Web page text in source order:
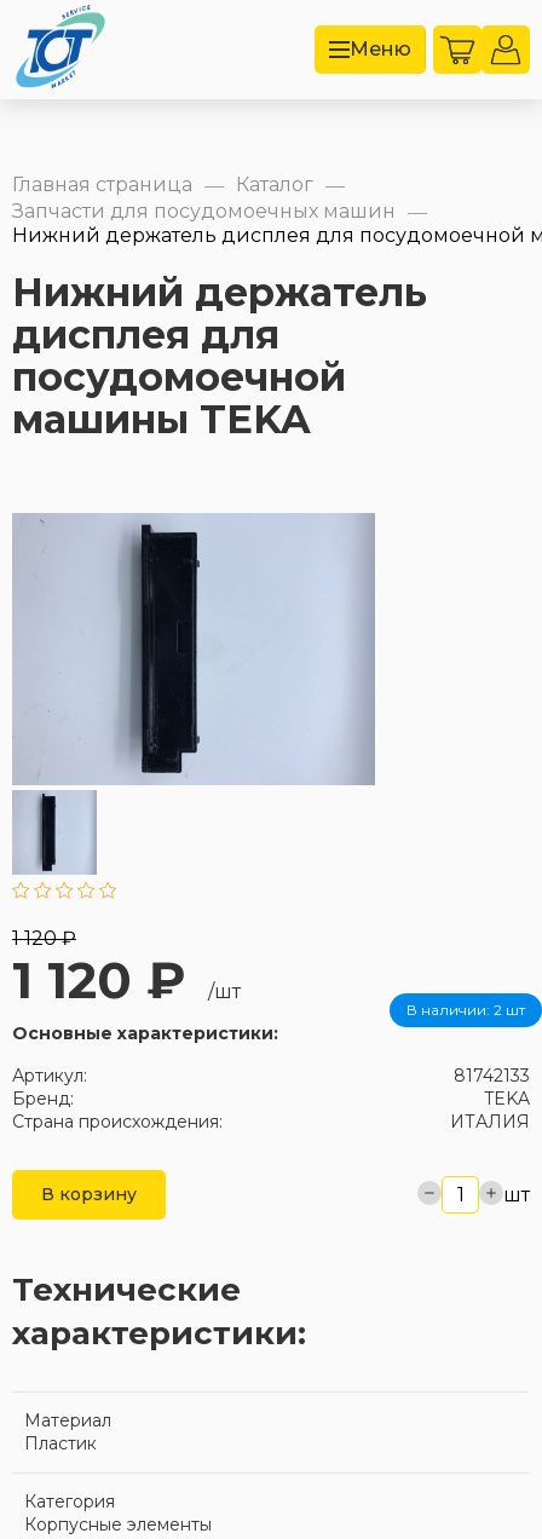
Меню
Главная страница — Каталог —
Запчасти для посудомоечных машин —
Нижний держатель дисплея для посудомоечной
Нижний держатель
дисплея для
посудомоечной
машины TEKA
1 120 ₽
1 120 ₽ /шт
В наличии: 2 шт
Основные характеристики:
Артикул:
81742133
Бренд:
TEKA
Страна происхождения:
ИТАЛИЯ
В корзину шт
Технические
характеристики:
Материал
Пластик
Категория
Корпусные элементы